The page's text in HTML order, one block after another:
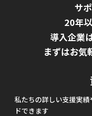
サ
20年
導入企業
まずはお気
私たちの詳しい支援実
ドできます